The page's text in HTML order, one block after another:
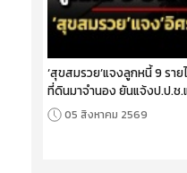
‘สุขสมรวย’แจงลูกหนี้ 9 รา
ที่ดินมาจำนอง ยันแจ้งป.ป.ช.
05 สิงหาคม 2569